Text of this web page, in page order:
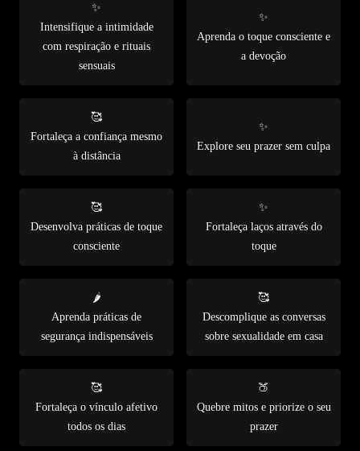
✨
Intensifique a intimidade
com respiração e rituais
sensuais
✨
Aprenda o toque consciente e
a devoção
🥰
Fortaleça a confiança mesmo
à distância
✨
Explore seu prazer sem culpa
🥰
Desenvolva práticas de toque
consciente
✨
Fortaleça laços através do
toque
🌶️
Aprenda práticas de
segurança indispensáveis
🥰
Descomplique as conversas
sobre sexualidade em casa
🥰
Fortaleça o vínculo afetivo
todos os dias
🍑
Quebre mitos e priorize o seu
prazer